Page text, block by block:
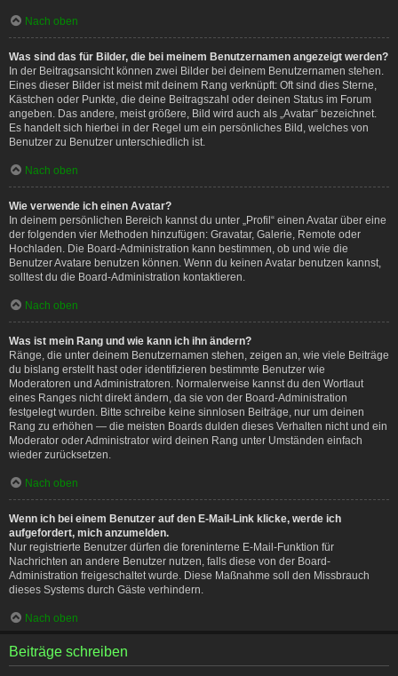
Nach oben
Was sind das für Bilder, die bei meinem Benutzernamen angezeigt werden?
In der Beitragsansicht können zwei Bilder bei deinem Benutzernamen stehen.
Eines dieser Bilder ist meist mit deinem Rang verknüpft: Oft sind dies Sterne,
Kästchen oder Punkte, die deine Beitragszahl oder deinen Status im Forum
angeben. Das andere, meist größere, Bild wird auch als „Avatar“ bezeichnet.
Es handelt sich hierbei in der Regel um ein persönliches Bild, welches von
Benutzer zu Benutzer unterschiedlich ist.
Nach oben
Wie verwende ich einen Avatar?
In deinem persönlichen Bereich kannst du unter „Profil“ einen Avatar über eine
der folgenden vier Methoden hinzufügen: Gravatar, Galerie, Remote oder
Hochladen. Die Board-Administration kann bestimmen, ob und wie die
Benutzer Avatare benutzen können. Wenn du keinen Avatar benutzen kannst,
solltest du die Board-Administration kontaktieren.
Nach oben
Was ist mein Rang und wie kann ich ihn ändern?
Ränge, die unter deinem Benutzernamen stehen, zeigen an, wie viele Beiträge
du bislang erstellt hast oder identifizieren bestimmte Benutzer wie
Moderatoren und Administratoren. Normalerweise kannst du den Wortlaut
eines Ranges nicht direkt ändern, da sie von der Board-Administration
festgelegt wurden. Bitte schreibe keine sinnlosen Beiträge, nur um deinen
Rang zu erhöhen — die meisten Boards dulden dieses Verhalten nicht und ein
Moderator oder Administrator wird deinen Rang unter Umständen einfach
wieder zurücksetzen.
Nach oben
Wenn ich bei einem Benutzer auf den E-Mail-Link klicke, werde ich
aufgefordert, mich anzumelden.
Nur registrierte Benutzer dürfen die foreninterne E-Mail-Funktion für
Nachrichten an andere Benutzer nutzen, falls diese von der Board-
Administration freigeschaltet wurde. Diese Maßnahme soll den Missbrauch
dieses Systems durch Gäste verhindern.
Nach oben
Beiträge schreiben